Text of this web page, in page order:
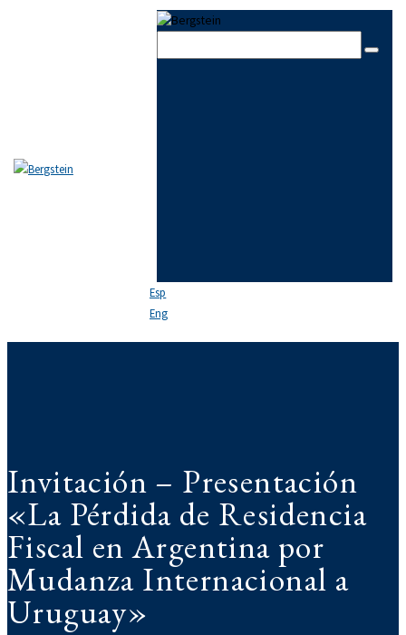
Skip to sidebarSkip to footer
Esp
Eng
ÁREAS DE PRÁCTICA
Invitación – Presentación
«La Pérdida de Residencia
Fiscal en Argentina por
Mudanza Internacional a
Uruguay»